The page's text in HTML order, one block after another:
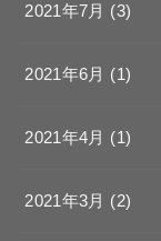
2021年7月 (3)
2021年6月 (1)
2021年4月 (1)
2021年3月 (2)